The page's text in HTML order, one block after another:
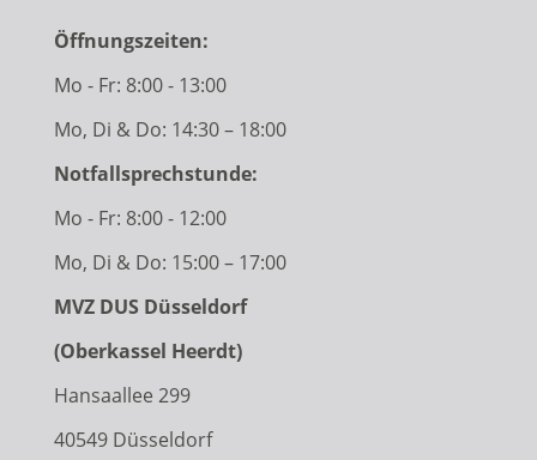
Öffnungszeiten:
Mo - Fr: 8:00 - 13:00
Mo, Di & Do: 14:30 – 18:00
Notfallsprechstunde:
Mo - Fr: 8:00 - 12:00
Mo, Di & Do: 15:00 – 17:00
MVZ DUS Düsseldorf
(Oberkassel Heerdt)
Hansaallee 299
40549 Düsseldorf